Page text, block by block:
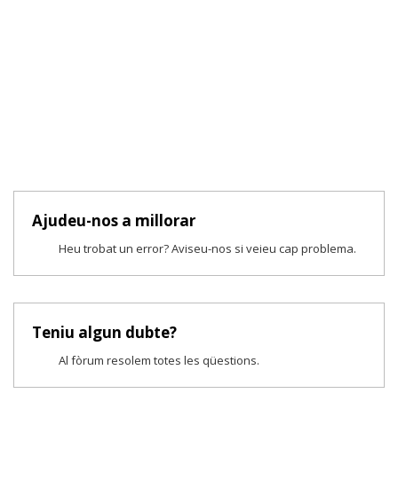
Ajudeu-nos a millorar
Heu trobat un error? Aviseu-nos si veieu cap problema.
Teniu algun dubte?
Al fòrum resolem totes les qüestions.